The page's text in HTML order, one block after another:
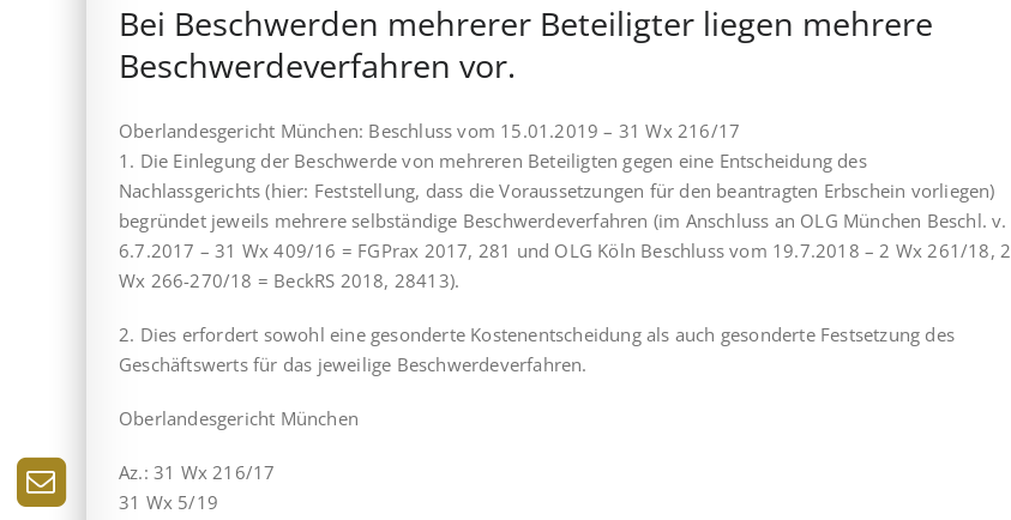
Bei Beschwerden mehrerer Beteiligter liegen mehrere
Beschwerdeverfahren vor.
Oberlandesgericht München: Beschluss vom 15.01.2019 – 31 Wx 216/17
1. Die Einlegung der Beschwerde von mehreren Beteiligten gegen eine Entscheidung des
Nachlassgerichts (hier: Feststellung, dass die Voraussetzungen für den beantragten Erbschein vorliegen)
begründet jeweils mehrere selbständige Beschwerdeverfahren (im Anschluss an OLG München Beschl. v.
6.7.2017 – 31 Wx 409/16 = FGPrax 2017, 281 und OLG Köln Beschluss vom 19.7.2018 – 2 Wx 261/18, 2
Wx 266-270/18 = BeckRS 2018, 28413).
2. Dies erfordert sowohl eine gesonderte Kostenentscheidung als auch gesonderte Festsetzung des
Geschäftswerts für das jeweilige Beschwerdeverfahren.
Oberlandesgericht München
Az.: 31 Wx 216/17
31 Wx 5/19